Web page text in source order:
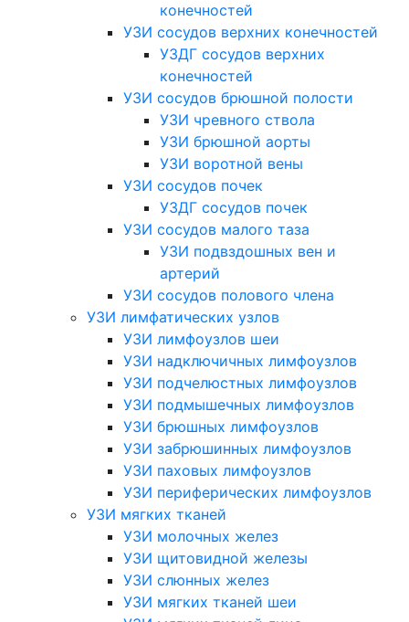
конечностей
УЗИ сосудов верхних конечностей
УЗДГ сосудов верхних
конечностей
УЗИ сосудов брюшной полости
УЗИ чревного ствола
УЗИ брюшной аорты
УЗИ воротной вены
УЗИ сосудов почек
УЗДГ сосудов почек
УЗИ сосудов малого таза
УЗИ подвздошных вен и
артерий
УЗИ сосудов полового члена
УЗИ лимфатических узлов
УЗИ лимфоузлов шеи
УЗИ надключичных лимфоузлов
УЗИ подчелюстных лимфоузлов
УЗИ подмышечных лимфоузлов
УЗИ брюшных лимфоузлов
УЗИ забрюшинных лимфоузлов
УЗИ паховых лимфоузлов
УЗИ периферических лимфоузлов
УЗИ мягких тканей
УЗИ молочных желез
УЗИ щитовидной железы
УЗИ слюнных желез
УЗИ мягких тканей шеи